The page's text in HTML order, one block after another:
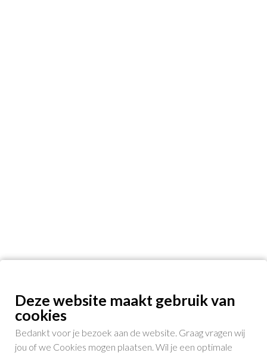
Deze website maakt gebruik van
cookies
Bedankt voor je bezoek aan de website. Graag vragen wij
jou of we Cookies mogen plaatsen. Wil je een optimale